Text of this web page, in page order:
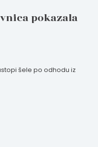
pokazala
šele po odhodu iz